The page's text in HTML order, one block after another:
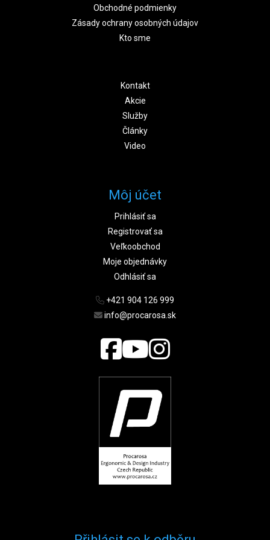
Obchodné podmienky
Zásady ochrany osobných údajov
Kto sme
Kontakt
Akcie
Služby
Články
Video
Môj účet
Prihlásiť sa
Registrovať sa
Veľkoobchod
Moje objednávky
Odhlásiť sa
+421 904 126 999
info@procarosa.sk